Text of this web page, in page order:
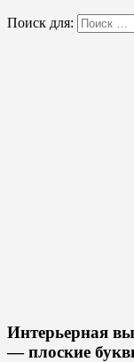
Поиск для:
Интерьерная
— плоские